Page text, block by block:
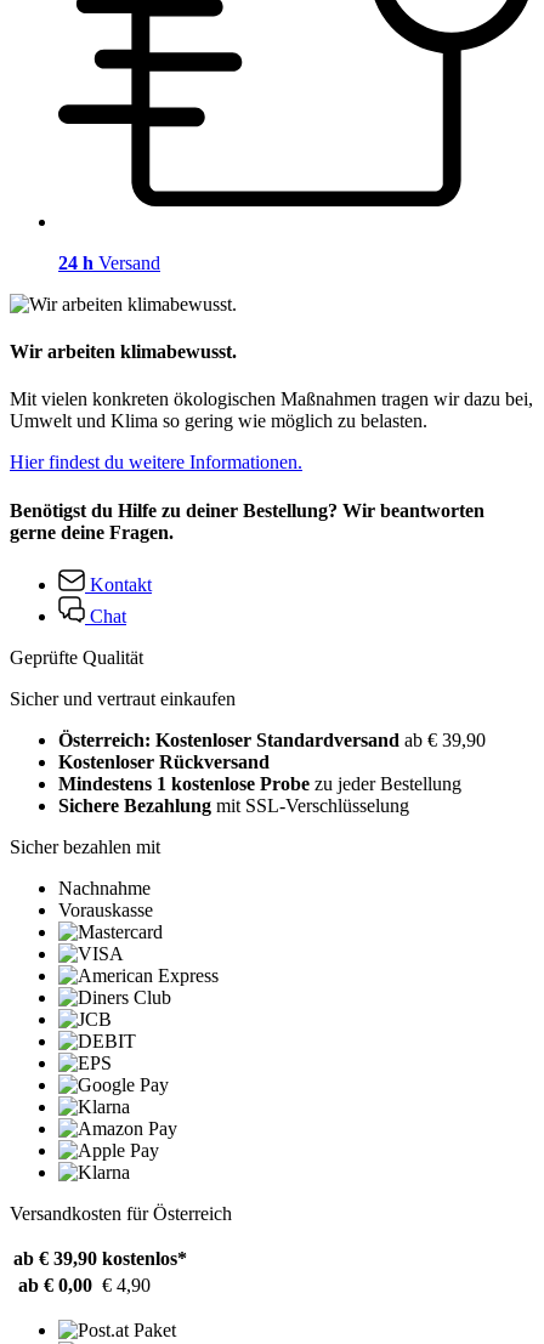
24 h Versand
Wir arbeiten klimabewusst.
Mit vielen konkreten ökologischen Maßnahmen tragen wir dazu bei,
Umwelt und Klima so gering wie möglich zu belasten.
Hier findest du weitere Informationen.
Benötigst du Hilfe zu deiner Bestellung? Wir beantworten
gerne deine Fragen.
Kontakt
Chat
Geprüfte Qualität
Sicher und vertraut einkaufen
Österreich: Kostenloser Standardversand ab € 39,90
Kostenloser Rückversand
Mindestens 1 kostenlose Probe zu jeder Bestellung
Sichere Bezahlung mit SSL-Verschlüsselung
Sicher bezahlen mit
Nachnahme
Vorauskasse
Versandkosten für Österreich
ab € 39,90 kostenlos*
ab € 0,00 € 4,90